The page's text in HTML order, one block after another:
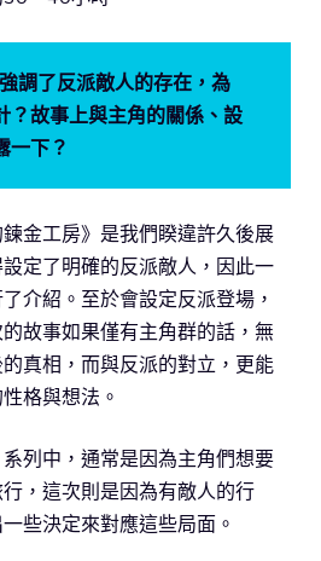
調了反派敵人的存在，為
？故事上與主角的關係、設
一下？
鍊金工房》是我們睽違許久後展
定了明確的反派敵人，因此一
介紹。至於會設定反派登場，
故事如果僅有主角群的話，無
真相，而與反派的對立，更能
格與想法。
列中，通常是因為主角們想要
，這次則是因為有敵人的行
些決定來對應這些局面。